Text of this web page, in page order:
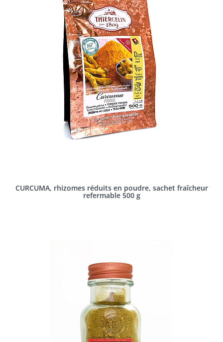
CURCUMA, rhizomes réduits en poudre, sachet fraîcheur
refermable 500 g